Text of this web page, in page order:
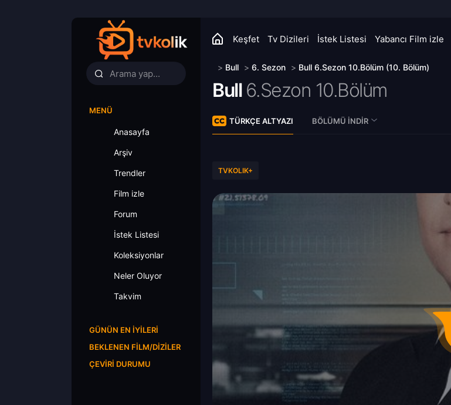
Keşfet Tv Dizileri İstek Listesi Yabancı Film izle
MENÜ
Anasayfa
Arşiv
Trendler
Film izle
Forum
İstek Listesi
Koleksiyonlar
Neler Oluyor
Takvim
GÜNÜN EN İYILERI
BEKLENEN FILM/DIZILER
ÇEVIRI DURUMU
> Bull > 6. Sezon > Bull 6.Sezon 10.Bölüm (10. Bölüm)
Bull 6.Sezon 10.Bölüm
TÜRKÇE ALTYAZI BÖLÜMÜ İNDIR
TVKOLIK+